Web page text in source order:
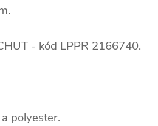
- kód LPPR 2166740.
polyester.